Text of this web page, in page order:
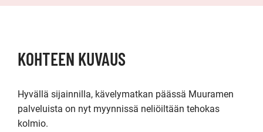
KOHTEEN KUVAUS
Hyvällä sijainnilla, kävelymatkan päässä Muuramen
palveluista on nyt myynnissä neliöiltään tehokas
kolmio.